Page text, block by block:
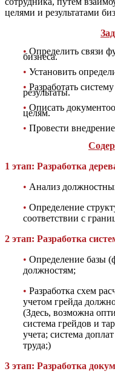
целями и результатами
•Определить связи
бизнеса.
• Установить
• Разработать
результаты.
• Описать
целям.
• Провести
1 этап: Разработка
• Анализ
• Определение
соответствии с
2 этап: Разработка
• Определение базы
должностям;
• Разработка схем
учетом грейда
(Здесь, возможна
система грейдов и
учета; система
труда;)
3 этап: Разработка